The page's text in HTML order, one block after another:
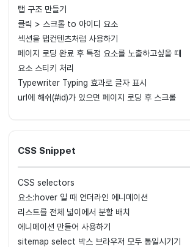
탭 구조 만들기
클릭 > 스크롤 to 아이디 요소
섹션을 탭컨텐츠처럼 사용하기
페이지 로딩 완료 후 특정 요소를 노출하고싶을 때
요소 스티키 처리
Typewriter Typing 효과로 글자 표시
url에 해쉬(#id)가 있으면 페이지 로딩 후 스크롤
CSS Snippet
CSS selectors
요소:hover 일 때 언더라인 에니메이션
리스트를 전체 넓이에서 분할 배치
에니메이션 만들어 사용하기
sitemap select 박스 브라우저 모두 통일시기기